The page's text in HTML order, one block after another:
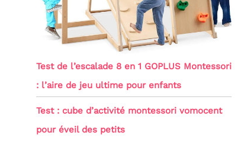
Test de l’escalade 8 en 1 GOPLUS Montessori
: l’aire de jeu ultime pour enfants
Test : cube d’activité montessori vomocent
pour éveil des petits